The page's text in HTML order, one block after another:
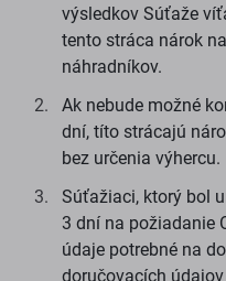
výsledkov Súťaže
tento stráca nárok
náhradníkov.
Ak nebude možné
dní, títo strácajú
bez určenia výhercu.
Súťažiaci, ktorý bol
3 dní na požiadanie
údaje potrebné na
doručovacích